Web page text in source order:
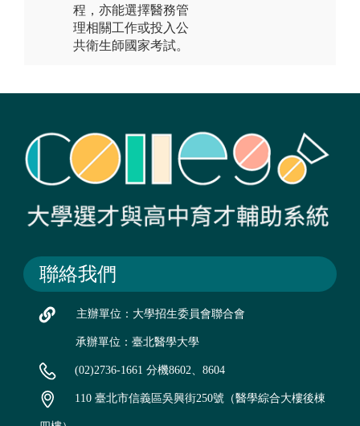
程，亦能選擇醫務管
理相關工作或投入公
共衛生師國家考試。
聯絡我們
主辦單位：大學招生委員會聯合會
承辦單位：臺北醫學大學
(02)2736-1661 分機8602、8604
110 臺北市信義區吳興街250號（醫學綜合大樓後棟